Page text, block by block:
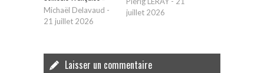
Michaël Delavaud -
21 juillet 2026
juillet 2026
Laisser un commentaire